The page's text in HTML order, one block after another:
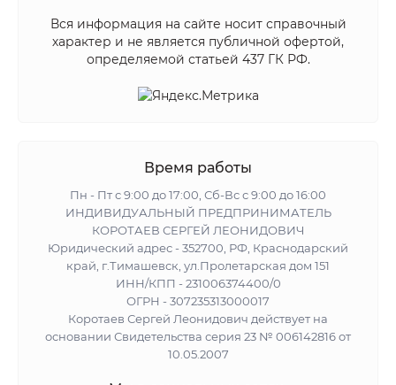
Вся информация на сайте носит справочный
характер и не является публичной офертой,
определяемой статьей 437 ГК РФ.
Время работы
Пн - Пт с 9:00 до 17:00, Сб-Вс с 9:00 до 16:00
ИНДИВИДУАЛЬНЫЙ ПРЕДПРИНИМАТЕЛЬ
КОРОТАЕВ СЕРГЕЙ ЛЕОНИДОВИЧ
Юридический адрес - 352700, РФ, Краснодарский
край, г.Тимашевск, ул.Пролетарская дом 151
ИНН/КПП - 231006374400/0
ОГРН - 307235313000017
Коротаев Сергей Леонидович действует на
основании Свидетельства серия 23 № 006142816 от
10.05.2007